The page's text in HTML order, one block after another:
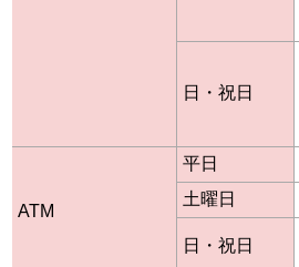
日・祝日
ATM
平日
土曜日
日・祝日